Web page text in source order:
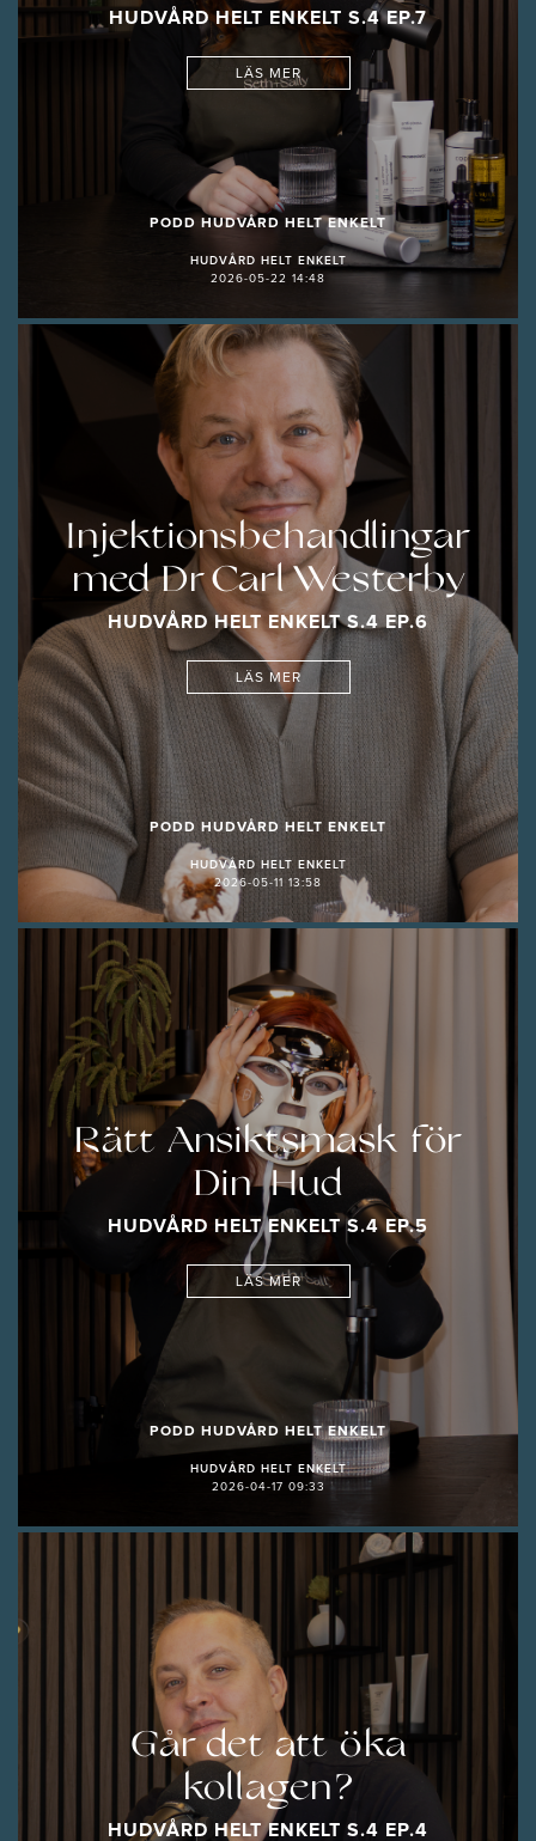
HUDVÅRD HELT ENKELT S.4 EP.7
LÄS MER
PODD HUDVÅRD HELT ENKELT
HUDVÅRD HELT ENKELT
2026-05-22 14:48
Injektionsbehandlingar
med Dr Carl Westerby
HUDVÅRD HELT ENKELT S.4 EP.6
LÄS MER
PODD HUDVÅRD HELT ENKELT
HUDVÅRD HELT ENKELT
2026-05-11 13:58
Rätt Ansiktsmask för
Din Hud
HUDVÅRD HELT ENKELT S.4 EP.5
LÄS MER
PODD HUDVÅRD HELT ENKELT
HUDVÅRD HELT ENKELT
2026-04-17 09:33
Går det att öka
kollagen?
HUDVÅRD HELT ENKELT S.4 EP.4